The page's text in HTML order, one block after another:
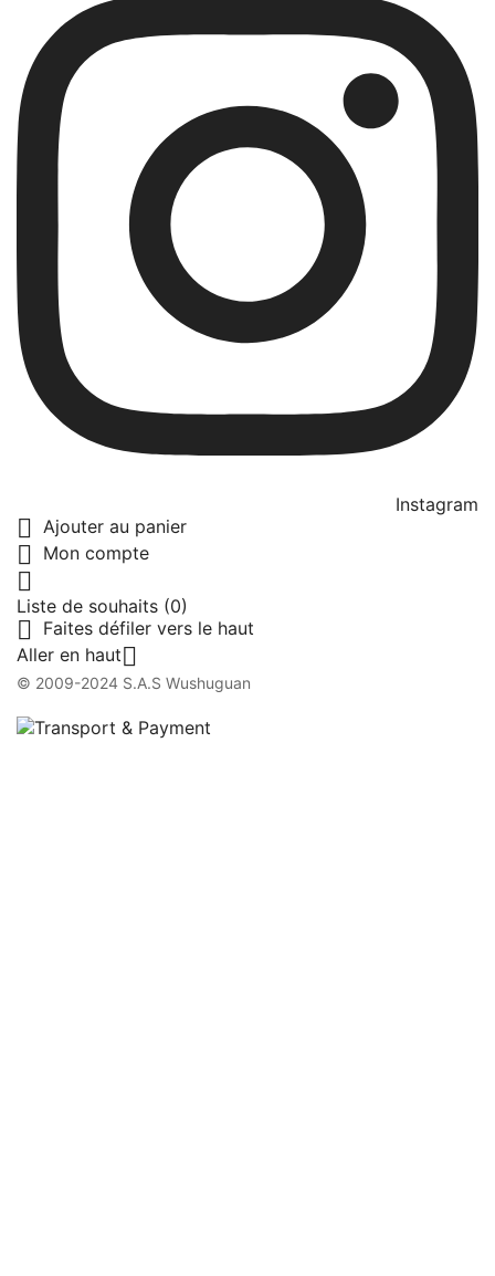
Instagram
 Ajouter au panier
 Mon compte

Liste de souhaits (0)
 Faites défiler vers le haut
Aller en haut
© 2009-2024 S.A.S Wushuguan